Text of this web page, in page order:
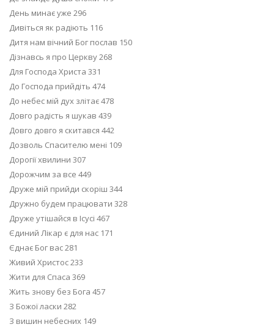
День минає уже 296
Дивіться як радіють 116
Дитя нам вічний Бог послав 150
Дізнавсь я про Церкву 268
Для Господа Христа 331
До Господа прийдіть 474
До небес мій дух злітає 478
Довго радість я шукав 439
Довго довго я скитався 442
Дозволь Спасителю мені 109
Дорогії хвилини 307
Дорожчим за все 449
Друже мій прийди скоріш 344
Дружно будем працювати 328
Друже утішайся в Ісусі 467
Єдиний Лікар є для нас 171
Єднає Бог вас 281
Живий Христос 233
Жити для Спаса 369
Жить знову без Бога 457
З Божої ласки 282
З вишин небесних 149